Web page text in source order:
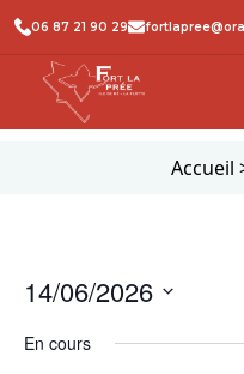
06 87 21 90 29
Accueil
14/06/2026
une
En cours